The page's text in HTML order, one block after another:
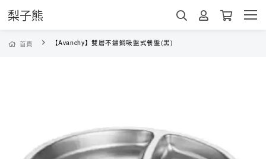
梨子熊
首頁 【Avanchy】雙層不鏽鋼吸盤式餐盤(黑)